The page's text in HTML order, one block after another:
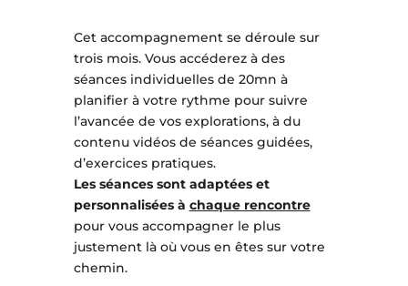
Cet accompagnement se déroule sur
trois mois. Vous accéderez à des
séances individuelles de 20mn à
planifier à votre rythme pour suivre
l’avancée de vos explorations, à du
contenu vidéos de séances guidées,
d’exercices pratiques.
Les séances sont adaptées et
personnalisées à chaque rencontre
pour vous accompagner le plus
justement là où vous en êtes sur votre
chemin.